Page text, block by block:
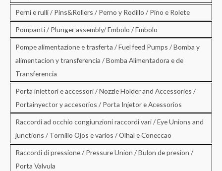
Perni e rulli / Pins&Rollers / Perno y Rodillo / Pino e Rolete
Pompanti / Plunger assembly/ Embolo / Embolo
Pompe alimentazione e trasferta / Fuel feed Pumps / Bomba y
alimentacion y transferencia / Bomba Alimentadora e de
Transferencia
Porta iniettori e accessori / Nozzle Holder and Accessories /
Portainyector y accesorios / Porta Injetor e Acessorios
Raccordi ad occhio congiunzioni raccordi vari / Eye Unions and
junctions / Tornillo Ojos e varios / Olhal e Coneccao
Raccordi di pressione / Pressure Union / Bulon de presion /
Porta Valvula